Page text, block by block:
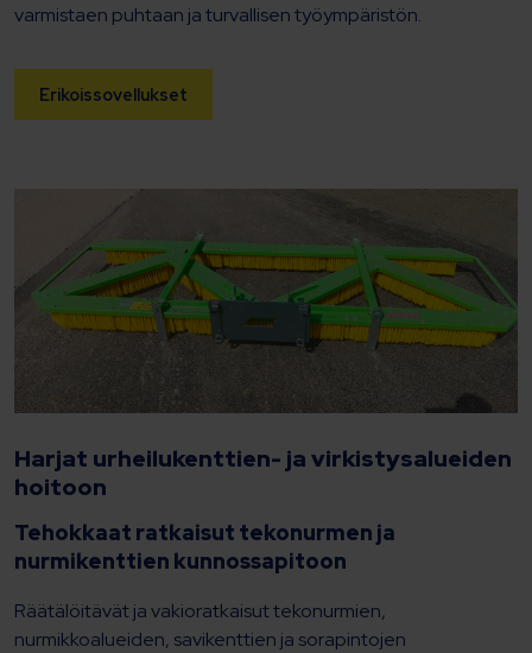
varmistaen puhtaan ja turvallisen työympäristön.
Erikoissovellukset
Harjat urheilukenttien-​​ ja virkistysalueiden
hoitoon
Tehokkaat ratkaisut tekonurmen ja
nurmikenttien kunnossapitoon
Räätälöitävät ja vakioratkaisut tekonurmien,
nurmikkoalueiden, savikenttien ja sorapintojen